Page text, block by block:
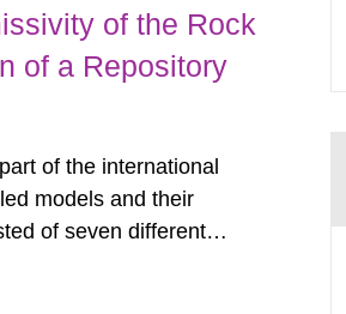
of the Rock
of a Repository
of the international
models and their
of seven different
Liberec (TUL), Seoul...